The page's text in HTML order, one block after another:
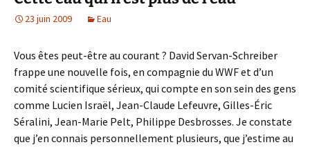
23 juin 2009 Eau
Vous êtes peut-être au courant ? David Servan-Schreiber
frappe une nouvelle fois, en compagnie du WWF et d’un
comité scientifique sérieux, qui compte en son sein des gens
comme Lucien Israël, Jean-Claude Lefeuvre, Gilles-Éric
Séralini, Jean-Marie Pelt, Philippe Desbrosses. Je constate
que j’en connais personnellement plusieurs, que j’estime au